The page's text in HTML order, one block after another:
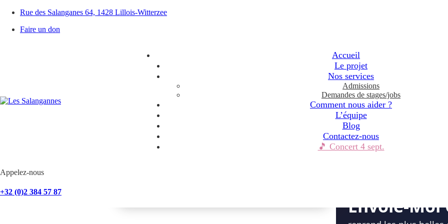
content
Rue des Salanganes 64, 1428 Lillois-Witterzee
Faire un don
Accueil
Le projet
Nos services
Admissions
Demandes de stages/jobs
Comment nous aider ?
L’équipe
Blog
Contactez-nous
🎵 Concert 4 sept.
Appelez-nous
+32 (0)2 384 57 87
Concert Envole-Moi Cover — 4
Envole-Moi